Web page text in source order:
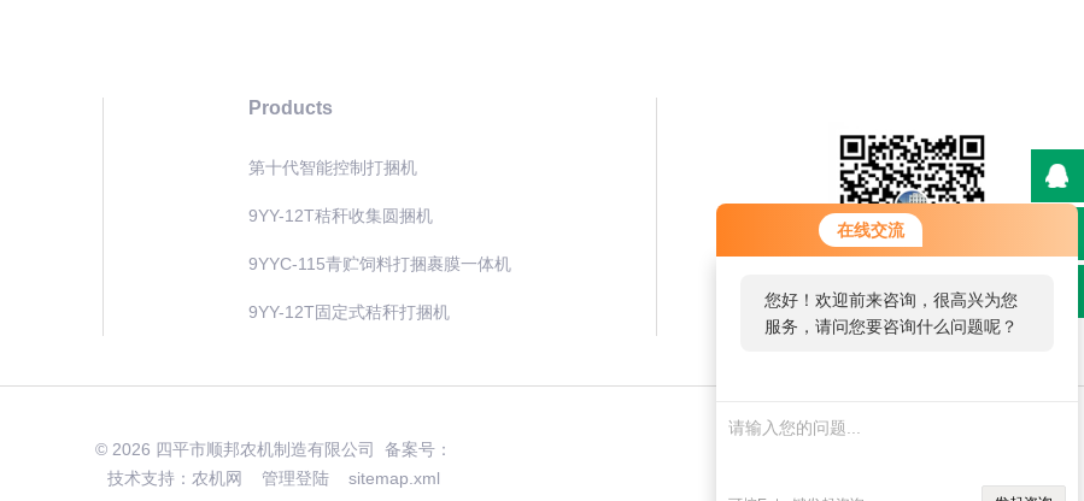
在线交流
您好！欢迎前来咨询，很高兴为您
服务，请问您要咨询什么问题呢？
Products
第十代智能控制打捆机
9YY-12T秸秆收集圆捆机
9YYC-115青贮饲料打捆裹膜一体机
9YY-12T固定式秸秆打捆机 快手二维码
© 2026 四平市顺邦农机制造有限公司 备案号：
技术支持： 农机网 管理登陆 sitemap.xml